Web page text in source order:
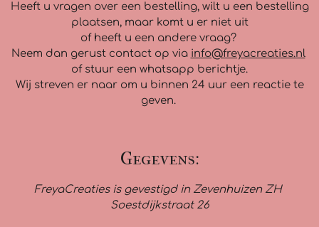
Heeft u vragen over een bestelling, wilt u een bestelling
plaatsen, maar komt u er niet uit
of heeft u een andere vraag?
Neem dan gerust contact op via info@freyacreaties.nl
of stuur een whatsapp berichtje.
Wij streven er naar om u binnen 24 uur een reactie te
geven.
Gegevens:
FreyaCreaties is gevestigd in Zevenhuizen ZH
Soestdijkstraat 26